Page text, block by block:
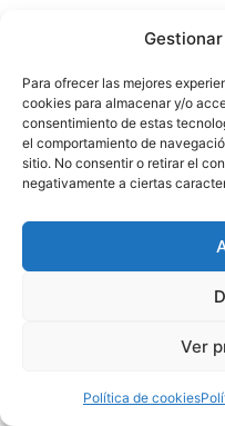
Para ofrecer las mejores
cookies para almacenar y/o
consentimiento de estas
el comportamiento de
sitio. No consentir o retirar el
negativamente a ciertas
Ver
Política de cookies